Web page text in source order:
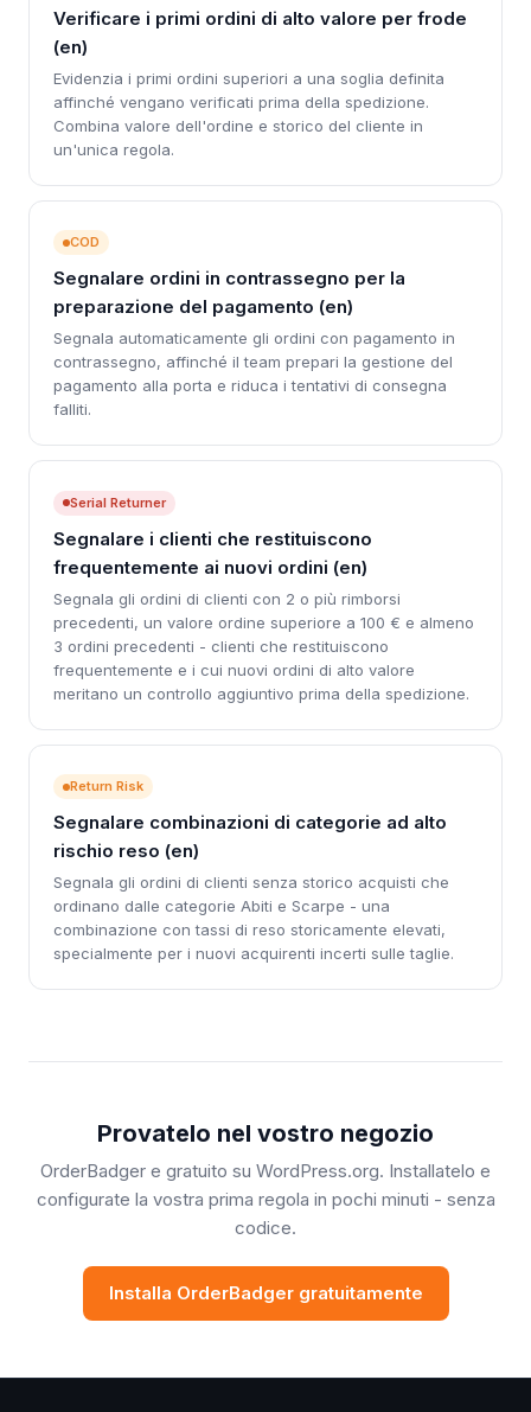
Verificare i primi ordini di alto valore per frode
(en)
Evidenzia i primi ordini superiori a una soglia definita
affinché vengano verificati prima della spedizione.
Combina valore dell'ordine e storico del cliente in
un'unica regola.
COD
Segnalare ordini in contrassegno per la
preparazione del pagamento (en)
Segnala automaticamente gli ordini con pagamento in
contrassegno, affinché il team prepari la gestione del
pagamento alla porta e riduca i tentativi di consegna
falliti.
Serial Returner
Segnalare i clienti che restituiscono
frequentemente ai nuovi ordini (en)
Segnala gli ordini di clienti con 2 o più rimborsi
precedenti, un valore ordine superiore a 100 € e almeno
3 ordini precedenti - clienti che restituiscono
frequentemente e i cui nuovi ordini di alto valore
meritano un controllo aggiuntivo prima della spedizione.
Return Risk
Segnalare combinazioni di categorie ad alto
rischio reso (en)
Segnala gli ordini di clienti senza storico acquisti che
ordinano dalle categorie Abiti e Scarpe - una
combinazione con tassi di reso storicamente elevati,
specialmente per i nuovi acquirenti incerti sulle taglie.
Provatelo nel vostro negozio
OrderBadger e gratuito su WordPress.org. Installatelo e
configurate la vostra prima regola in pochi minuti - senza
codice.
Installa OrderBadger gratuitamente